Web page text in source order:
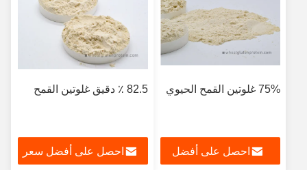
75% غلوتين القمح الحيوي
احصل على أفضل
82.5 ٪ دقيق غلوتين القمح
احصل على أفضل سعر